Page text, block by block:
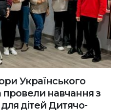
Українського
навчання з
дітей Дитячо-